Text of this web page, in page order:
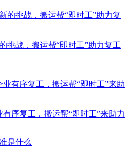
挑战，搬运帮“即时工”助力复工
序复工，搬运帮“即时工”来助力